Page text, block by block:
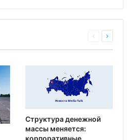
Структура денежной
массы меняется: